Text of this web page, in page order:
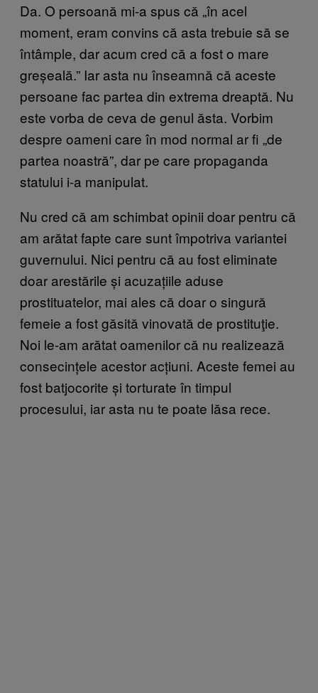
Da. O persoană mi-a spus că „în acel
moment, eram convins că asta trebuie să se
întâmple, dar acum cred că a fost o mare
greșeală.” Iar asta nu înseamnă că aceste
persoane fac partea din extrema dreaptă. Nu
este vorba de ceva de genul ăsta. Vorbim
despre oameni care în mod normal ar fi „de
partea noastră”, dar pe care propaganda
statului i-a manipulat.
Nu cred că am schimbat opinii doar pentru că
am arătat fapte care sunt împotriva variantei
guvernului. Nici pentru că au fost eliminate
doar arestările și acuzațiile aduse
prostituatelor, mai ales că doar o singură
femeie a fost găsită vinovată de prostituţie.
Noi le-am arătat oamenilor că nu realizează
consecințele acestor acțiuni. Aceste femei au
fost batjocorite și torturate în timpul
procesului, iar asta nu te poate lăsa rece.